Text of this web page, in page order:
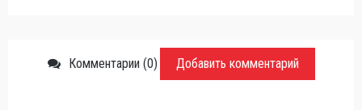
Комментарии (0) Добавить комментарий